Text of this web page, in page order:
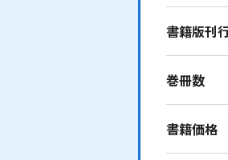
書籍版刊
巻冊数
書籍価格